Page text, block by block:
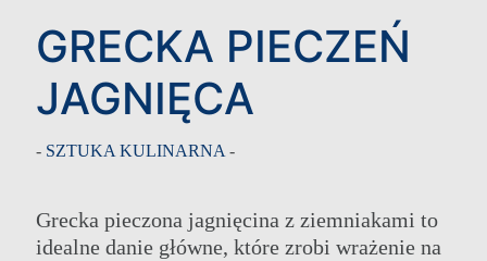
GRECKA PIECZEŃ
JAGNIĘCA
- SZTUKA KULINARNA -
Grecka pieczona jagnięcina z ziemniakami to
idealne danie główne, które zrobi wrażenie na